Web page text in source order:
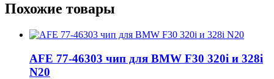
Похожие товары
AFE 77-46303 чип для BMW F30 320i и 328i
N20